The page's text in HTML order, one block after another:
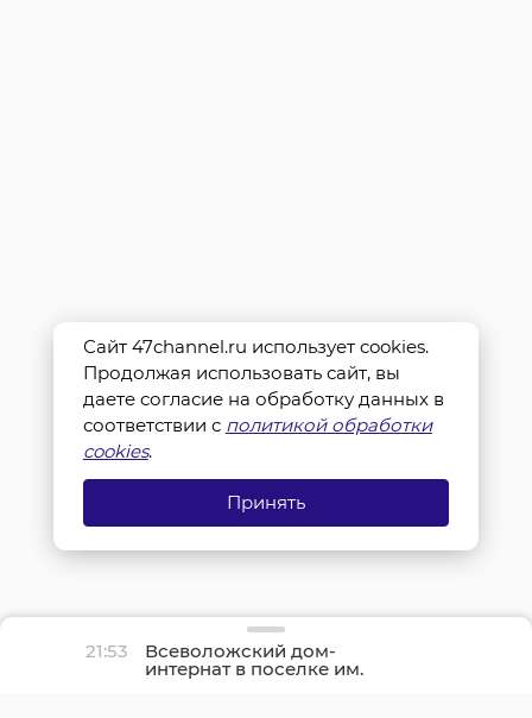
21:53 Всеволожский дом-
интернат в поселке им.
Свердлова полностью
Сайт 47channel.ru использует cookies.
Продолжая использовать сайт, вы
даете согласие на обработку данных в
соответствии с политикой обработки
cookies.
Принять